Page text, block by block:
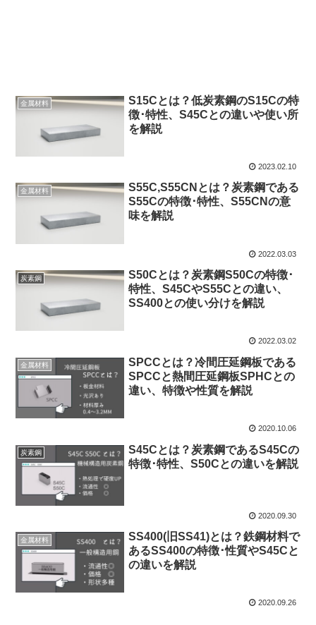
金属材料
S15Cとは？低炭素鋼のS15Cの特
徴･特性、S45Cとの違いや使い所
を解説
2023.02.10
金属材料
S55C,S55CNとは？炭素鋼である
S55Cの特徴･特性、S55CNの意
味を解説
2022.03.03
炭素鋼
S50Cとは？炭素鋼S50Cの特徴･
特性、S45CやS55Cとの違い、
SS400との使い分けを解説
2022.03.02
金属材料
SPCCとは？冷間圧延鋼板である
SPCCと熱間圧延鋼板SPHCとの
違い、特徴や性質を解説
2020.10.06
炭素鋼
S45Cとは？炭素鋼であるS45Cの
特徴･特性、S50Cとの違いを解説
2020.09.30
金属材料
SS400(旧SS41)とは？鉄鋼材料で
あるSS400の特徴･性質やS45Cと
の違いを解説
2020.09.26